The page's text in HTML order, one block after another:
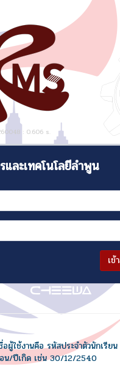
: 0.606 s.
และเทคโนโลยีลำพูน
เข้
อผู้ใช้งานคือ รหัสประจำตัวนักเรียน
น/ปีเกิด เช่น 30/12/2540